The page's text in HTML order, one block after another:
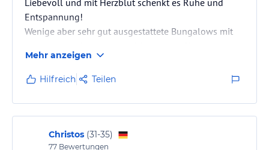
Entspannung!
Wenige aber sehr gut ausgestattete Bungalows mit
fühlen.
Strand, Sport und Kultur in der Nähe
Mehr anzeigen
Hilfreich Teilen
Christos (31-35)
77 Bewertungen